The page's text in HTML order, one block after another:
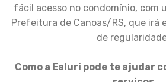
fácil acesso no condomínio, com
Prefeitura de Canoas/RS, que irá
de
Como a Ealuri pode te ajudar